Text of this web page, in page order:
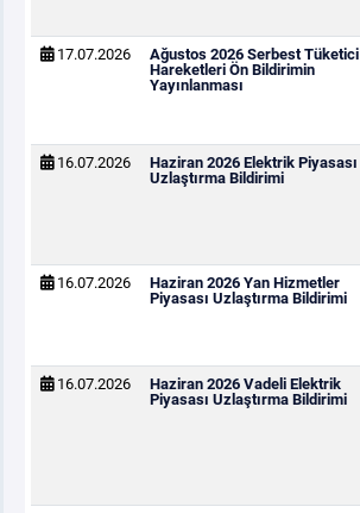
17.07.2026
Ağustos 2026 Serbest Tüketici
Hareketleri Ön Bildirimin
Yayınlanması
16.07.2026
Haziran 2026 Elektrik Piyasası
Uzlaştırma Bildirimi
16.07.2026
Haziran 2026 Yan Hizmetler
Piyasası Uzlaştırma Bildirimi
16.07.2026
Haziran 2026 Vadeli Elektrik
Piyasası Uzlaştırma Bildirimi